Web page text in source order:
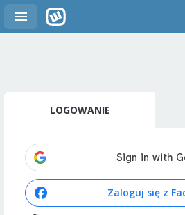
LOGOWANIE
Zaloguj się z